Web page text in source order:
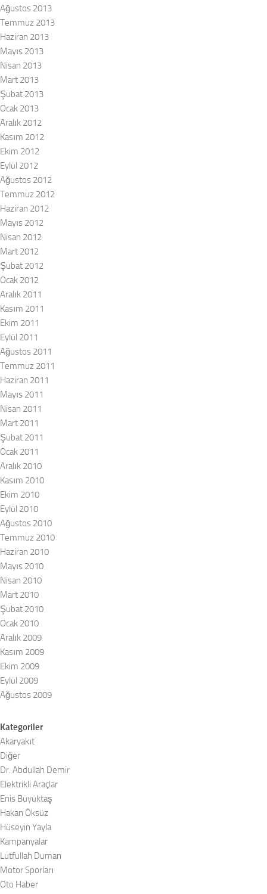
Ağustos 2013
Temmuz 2013
Haziran 2013
Mayıs 2013
Nisan 2013
Mart 2013
Şubat 2013
Ocak 2013
Aralık 2012
Kasım 2012
Ekim 2012
Eylül 2012
Ağustos 2012
Temmuz 2012
Haziran 2012
Mayıs 2012
Nisan 2012
Mart 2012
Şubat 2012
Ocak 2012
Aralık 2011
Kasım 2011
Ekim 2011
Eylül 2011
Ağustos 2011
Temmuz 2011
Haziran 2011
Mayıs 2011
Nisan 2011
Mart 2011
Şubat 2011
Ocak 2011
Aralık 2010
Kasım 2010
Ekim 2010
Eylül 2010
Ağustos 2010
Temmuz 2010
Haziran 2010
Mayıs 2010
Nisan 2010
Mart 2010
Şubat 2010
Ocak 2010
Aralık 2009
Kasım 2009
Ekim 2009
Eylül 2009
Ağustos 2009
Kategoriler
Akaryakıt
Diğer
Dr. Abdullah Demir
Elektrikli Araçlar
Enis Büyüktaş
Hakan Öksüz
Hüseyin Yayla
Kampanyalar
Lutfullah Duman
Motor Sporları
Oto Haber